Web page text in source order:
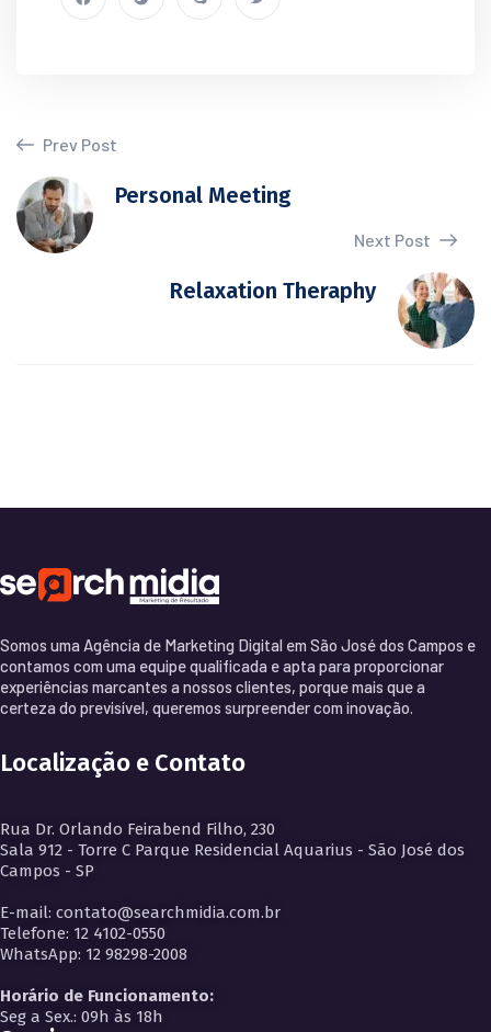
Prev Post
Personal Meeting
Next Post
Relaxation Theraphy
Somos uma Agência de Marketing Digital em São José dos Campos e
contamos com uma equipe qualificada e apta para proporcionar
experiências marcantes a nossos clientes, porque mais que a
certeza do previsível, queremos surpreender com inovação.
Localização e Contato
Rua Dr. Orlando Feirabend Filho, 230
Sala 912 - Torre C Parque Residencial Aquarius - São José dos
Campos - SP
E-mail: contato@searchmidia.com.br
Telefone: 12 4102-0550
WhatsApp: 12 98298-2008
Horário de Funcionamento:
Seg a Sex.: 09h às 18h